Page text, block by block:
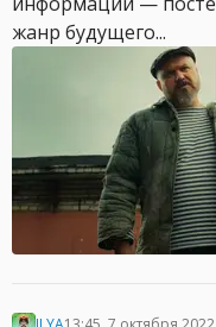
жанр будущего...